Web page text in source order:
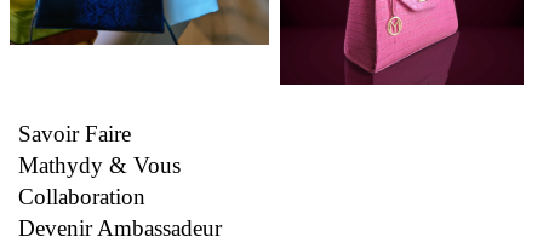
Savoir Faire
Mathydy & Vous
Collaboration
Devenir Ambassadeur